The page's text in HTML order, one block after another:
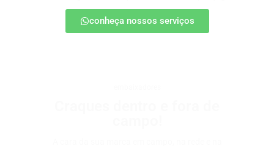
conheça nossos serviços